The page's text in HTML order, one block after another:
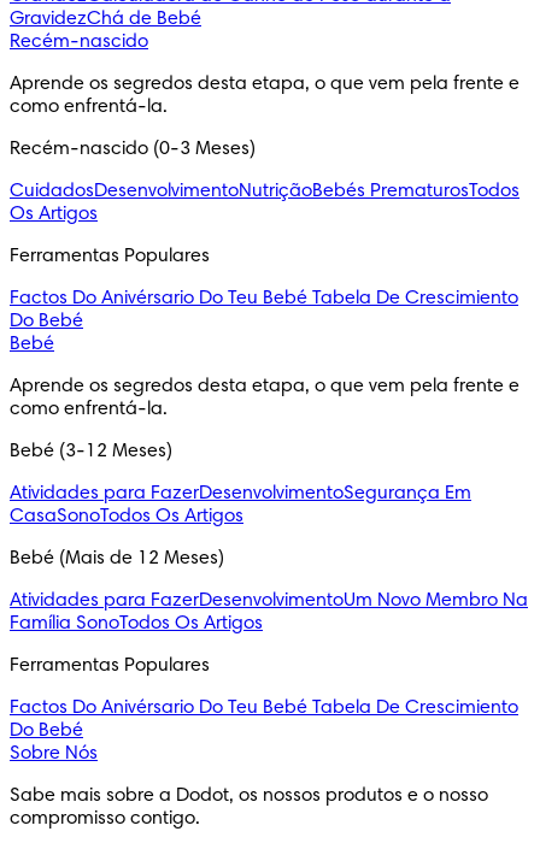
GravidezChá de Bebé
Recém-nascido
Aprende os segredos desta etapa, o que vem pela frente e
como enfrentá-la.
Recém-nascido (0-3 Meses)
CuidadosDesenvolvimentoNutriçãoBebés PrematurosTodos
Os Artigos
Ferramentas Populares
Factos Do Anivérsario Do Teu Bebé Tabela De Crescimiento
Do Bebé
Bebé
Aprende os segredos desta etapa, o que vem pela frente e
como enfrentá-la.
Bebé (3-12 Meses)
Atividades para FazerDesenvolvimentoSegurança Em
CasaSonoTodos Os Artigos
Bebé (Mais de 12 Meses)
Atividades para FazerDesenvolvimentoUm Novo Membro Na
Família SonoTodos Os Artigos
Ferramentas Populares
Factos Do Anivérsario Do Teu Bebé Tabela De Crescimiento
Do Bebé
Sobre Nós
Sabe mais sobre a Dodot, os nossos produtos e o nosso
compromisso contigo.